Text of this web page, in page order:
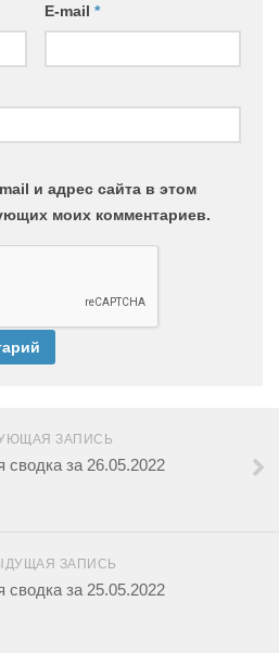
E-mail *
и адрес сайта в этом
моих комментариев.
ЗАПИСЬ
сводка за 26.05.2022
ЗАПИСЬ
сводка за 25.05.2022